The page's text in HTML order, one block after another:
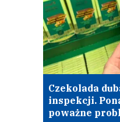
Czekolada
inspekcji.
poważne